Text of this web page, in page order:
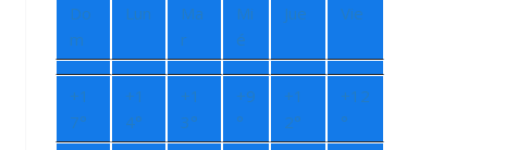
Do
m
Lun
Ma
r
Mi
é
Jue Vie
+1
7°
+1
4°
+1
3°
+9
°
+1
2°
+12
°